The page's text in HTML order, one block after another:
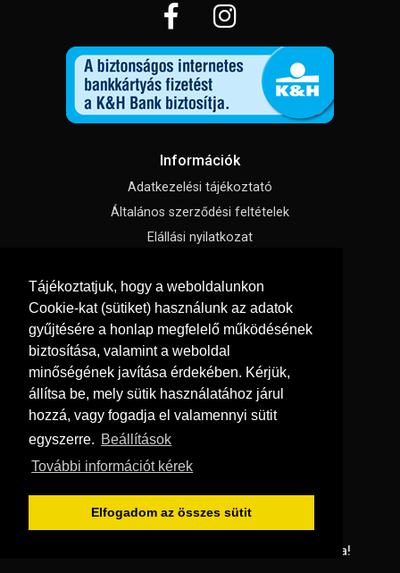
Tájékoztatjuk, hogy a weboldalunkon
Cookie-kat (sütiket) használunk az adatok
gyűjtésére a honlap megfelelő működésének
biztosítása, valamint a weboldal
minőségének javítása érdekében. Kérjük,
állítsa be, mely sütik használatához járul
hozzá, vagy fogadja el valamennyi sütit
egyszerre. Beállítások
További információt kérek
Elfogadom az összes sütit
Információk
Adatkezelési tájékoztató
Általános szerződési feltételek
Elállási nyilatkozat
Süti beállítások
Menü
Hírek, cikkek
Kapcsolat
Letölthető katalógusok
Szállítás és fizetés
Vásárlási feltételek
Minden jog fenntartva!